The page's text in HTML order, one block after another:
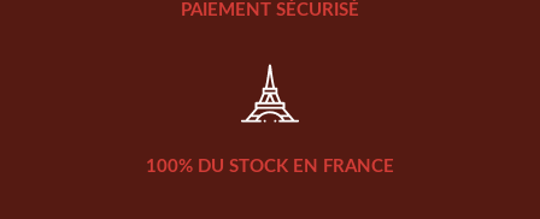
PAIEMENT SÉCURISÉ
100% DU STOCK EN FRANCE